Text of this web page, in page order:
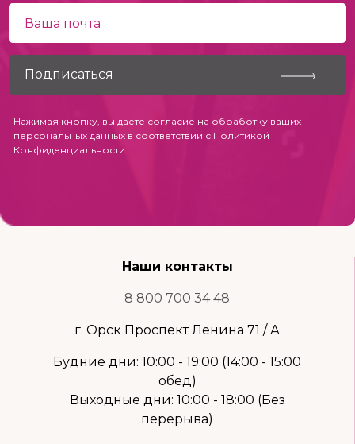
Нажимая кнопку, вы даете согласие на обработку ваших
персональных данных в соответствии с Политикой
Конфиденциальности
Наши контакты
8 800 700 34 48
г. Орск Проспект Ленина 71 / А
Будние дни: 10:00 - 19:00 (14:00 - 15:00
обед)
Выходные дни: 10:00 - 18:00 (Без
перерыва)